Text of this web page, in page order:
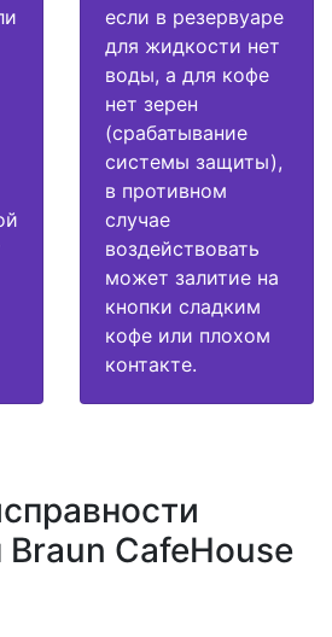
если в резервуаре
для жидкости нет
воды, а для кофе
нет зерен
(срабатывание
системы защиты),
в противном
случае
воздействовать
может залитие на
кнопки сладким
кофе или плохом
контакте.
CafeHouse